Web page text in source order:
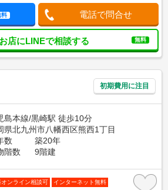
料 電話で問合せ
お店にLINEで相談する 無料
初期費用に注目
島本線/黒崎駅 徒歩10分
県北九州市八幡西区熊西1丁目
数
築20年
階数
9階建
オンライン相談可 インターネット無料